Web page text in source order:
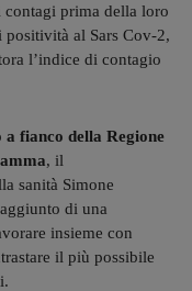
contagi prima della loro
al Sars Cov-2,
l’indice di contagio
fianco della Regione
, il
sanità Simone
di una
insieme con
il più possibile